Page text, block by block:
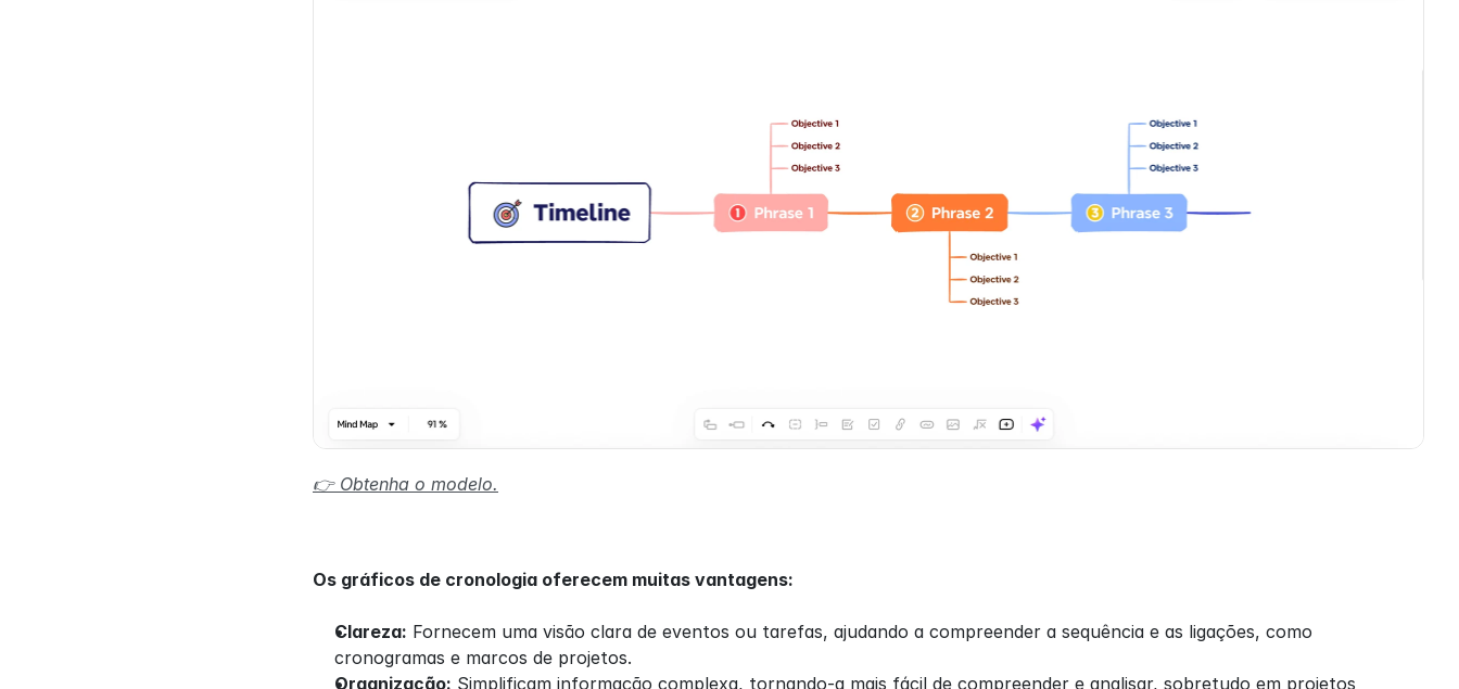
👉 Obtenha o modelo.
Os gráficos de cronologia oferecem muitas vantagens:
Clareza: Fornecem uma visão clara de eventos ou tarefas, ajudando a compreender a sequência e as ligações, como
cronogramas e marcos de projetos.
Organização: Simplificam informação complexa, tornando-a mais fácil de compreender e analisar, sobretudo em projetos